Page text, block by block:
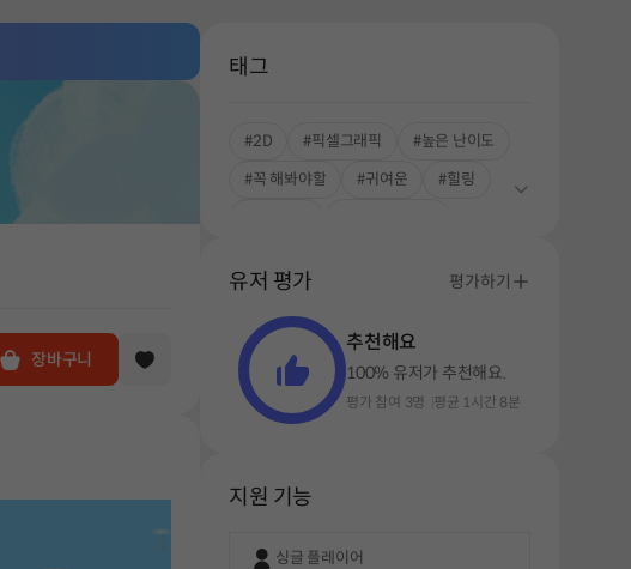
장바구니
태그
#2D #픽셀그래픽
#높은 난이도
#꼭 해봐야할
#귀여운
#힐링
유저 평가 평가하기
추천해요
100% 유저가 추천해요.
평가 참여 3명 평균 1시간 8분
지원 기능
싱글 플레이어